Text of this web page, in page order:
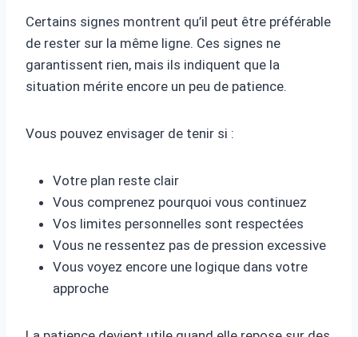
Certains signes montrent qu’il peut être préférable
de rester sur la même ligne. Ces signes ne
garantissent rien, mais ils indiquent que la
situation mérite encore un peu de patience.
Vous pouvez envisager de tenir si :
Votre plan reste clair
Vous comprenez pourquoi vous continuez
Vos limites personnelles sont respectées
Vous ne ressentez pas de pression excessive
Vous voyez encore une logique dans votre
approche